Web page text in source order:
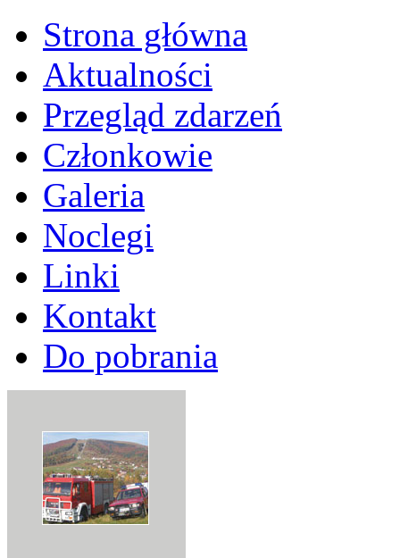
Strona główna
Aktualności
Przegląd zdarzeń
Członkowie
Galeria
Noclegi
Linki
Kontakt
Do pobrania